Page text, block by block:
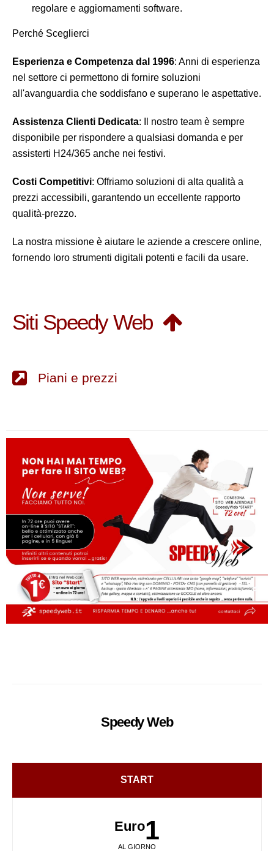
regolare e aggiornamenti software.
Perché Sceglierci
Esperienza e Competenza dal 1996: Anni di esperienza
nel settore ci permettono di fornire soluzioni
all'avanguardia che soddisfano e superano le aspettative.
Assistenza Clienti Dedicata: Il nostro team è sempre
disponibile per rispondere a qualsiasi domanda e per
assisterti H24/365 anche nei festivi.
Costi Competitivi: Offriamo soluzioni di alta qualità a
prezzi accessibili, garantendo un eccellente rapporto
qualità-prezzo.
La nostra missione è aiutare le aziende a crescere online,
fornendo loro strumenti digitali potenti e facili da usare.
Siti Speedy Web
Piani e prezzi
SpeedyWeb
START
Euro1
AL GIORNO